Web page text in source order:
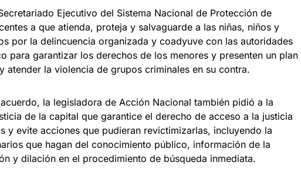
Ejecutivo del Sistema Nacional de Protección de
a que atienda, proteja y salvaguarde a las niñas, niños y
por la delincuencia organizada y coadyuve con las autoridades
para garantizar los derechos de los menores y presenten un plan
atender la violencia de grupos criminales en su contra.
la legisladora de Acción Nacional también pidió a la
de la capital que garantice el derecho de acceso a la justicia
y evite acciones que pudieran revictimizarlas, incluyendo la
que hagan del conocimiento público, información de la
y dilación en el procedimiento de búsqueda inmediata.